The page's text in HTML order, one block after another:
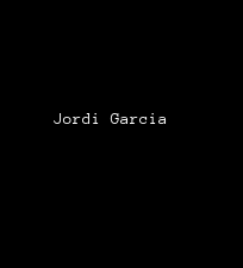
Jordi Garcia